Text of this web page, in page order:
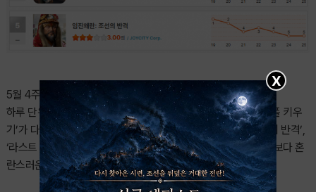
5월 4주차 헝그리앱 랭킹은 그야말로 대혼전이었다.
하루 단위로 1위가 뒤바뀌는 치열한 경쟁 끝에 결국 넥슨의 ‘메이플 키우
기’가 다시 정상 탈환에 성공했다. 하지만 ‘킹샷’, ‘임진왜란: 조선의 반격’,
‘라스트 어사일럼: 페스트’까지 모두 한때 1위를 기록하며 어느 때보다 혼
란스러운 상위권 경쟁 구도가 펼쳐졌다.
X